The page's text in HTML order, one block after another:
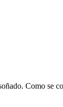
Como se